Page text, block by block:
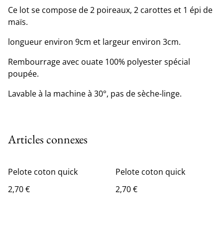
Ce lot se compose de 2 poireaux, 2 carottes et 1 épi de
maïs.
longueur environ 9cm et largeur environ 3cm.
Rembourrage avec ouate 100% polyester spécial
poupée.
Lavable à la machine à 30°, pas de sèche-linge.
Articles connexes
Pelote coton quick
2,70 €
Pelote coton quick
2,70 €